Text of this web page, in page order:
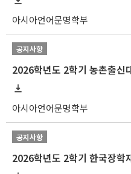
아시아언어문명학부
공지사항
2026학년도 2학기 농촌출신
아시아언어문명학부
공지사항
2026학년도 2학기 한국장학